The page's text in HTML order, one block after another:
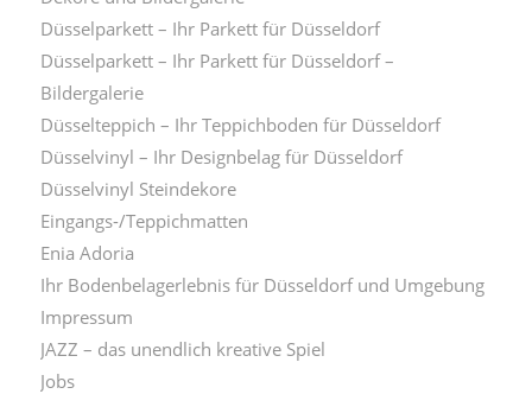
Düsselparkett – Ihr Parkett für Düsseldorf
Düsselparkett – Ihr Parkett für Düsseldorf –
Bildergalerie
Düsselteppich – Ihr Teppichboden für Düsseldorf
Düsselvinyl – Ihr Designbelag für Düsseldorf
Düsselvinyl Steindekore
Eingangs-/Teppichmatten
Enia Adoria
Ihr Bodenbelagerlebnis für Düsseldorf und Umgebung
Impressum
JAZZ – das unendlich kreative Spiel
Jobs